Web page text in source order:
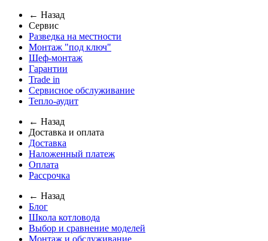
← Назад
Сервис
Разведка на местности
Монтаж "под ключ"
Шеф-монтаж
Гарантии
Trade in
Сервисное обслуживание
Тепло-аудит
← Назад
Доставка и оплата
Доставка
Наложенный платеж
Оплата
Рассрочка
← Назад
Блог
Школа котловода
Выбор и сравнение моделей
Монтаж и обслуживание